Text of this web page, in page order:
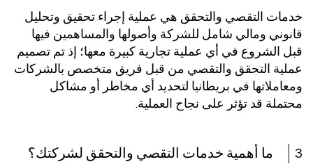
خدمات التقصي والتحقق هي عملية إجراء تحقيق وتحليل
قانوني ومالي شامل للشركة وأصولها والمساهمين فيها
قبل الشروع في أي عملية تجارية كبيرة معها؛ إذ تم تصميم
عملية التحقق والتقصي من قبل فريق متخصص بالشركات
ومعاملاتها في بريطانيا لتحديد أي مخاطر أو مشاكل
محتملة قد تؤثر على نجاح العملية.
3 ما أهمية خدمات التقصي والتحقق لشركتك؟